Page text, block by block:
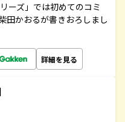
ーズ」では初めてのコミ
田かおるが書きおろしまし
詳細を見る